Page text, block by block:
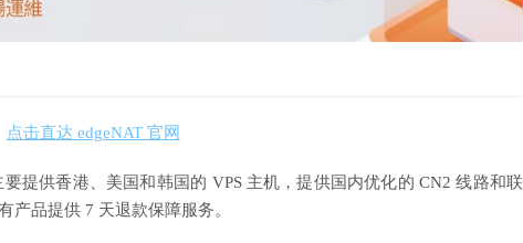
点击直达 edgeNAT 官网
提供香港、美国和韩国的 VPS 主机，提供国内优化的 CN2 线路和联
产品提供 7 天退款保障服务。